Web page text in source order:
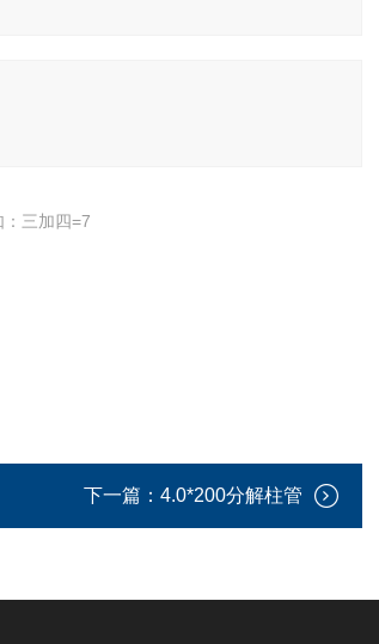
三加四=7
下一篇： 4.0*200分解柱管